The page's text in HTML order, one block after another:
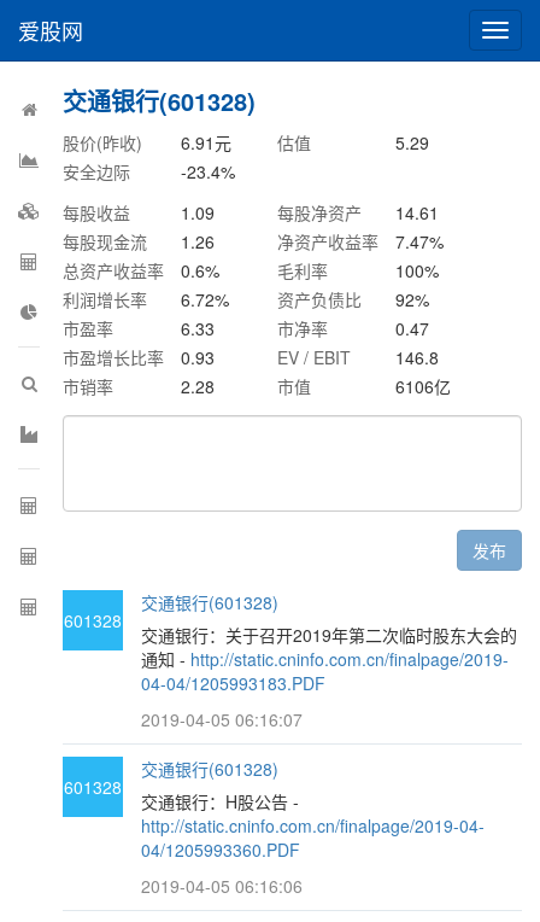
切
换
爱股网
交通银行(601328)
股价(昨收) 6.91元 估值
5.29
安全边际
-23.4%
每股收益
1.09 每股净资产
14.61
每股现金流
1.26 净资产收益率 7.47%
总资产收益率
0.6% 毛利率 100%
利润增长率
6.72% 资产负债比 92%
市盈率
6.33 市净率
0.47
市盈增长比率
0.93 EV / EBIT
146.8
市销率
2.28 市值 6106亿
发布
601328
交通银行(601328)
交通银行：关于召开2019年第二次临时股东大会的
通知 - http://static.cninfo.com.cn/finalpage/2019-
04-04/1205993183.PDF
2019-04-05 06:16:07
601328
交通银行(601328)
交通银行：H股公告 -
http://static.cninfo.com.cn/finalpage/2019-04-
04/1205993360.PDF
2019-04-05 06:16:06